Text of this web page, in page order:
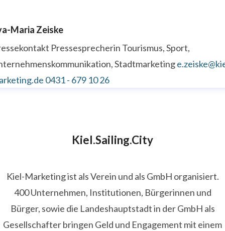
Maria Zeiske
Pressesprecherin Tourismus, Sport,
Stadtmarketing
0431 - 679 10 26
Kiel.Sailing.City
Kiel-Marketing ist als Verein und als GmbH organisiert.
400 Unternehmen, Institutionen, Bürgerinnen und
Bürger, sowie die Landeshauptstadt in der GmbH als
Gesellschafter bringen Geld und Engagement mit einem